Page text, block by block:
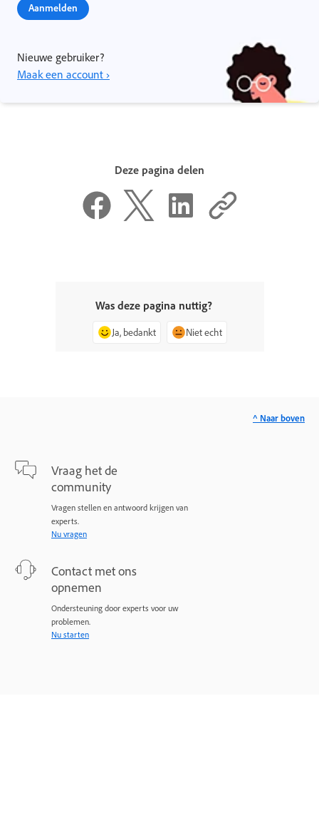
Aanmelden
Nieuwe gebruiker?
Maak een account ›
Deze pagina delen
Was deze pagina nuttig?
Ja, bedankt Niet echt
Vraag het de
community
Vragen stellen en antwoord krijgen van
experts.
Nu vragen
Contact met ons
opnemen
Ondersteuning door experts voor uw
problemen.
Nu starten
^ Naar boven